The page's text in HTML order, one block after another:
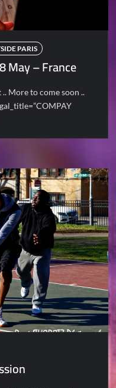
PARIS
May – France
More to come soon ..